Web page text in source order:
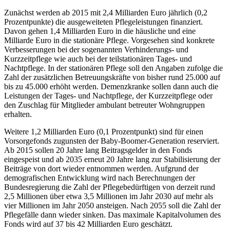
Zunächst werden ab 2015 mit 2,4 Milliarden Euro jährlich (0,2
Prozentpunkte) die ausgeweiteten Pflegeleistungen finanziert.
Davon gehen 1,4 Milliarden Euro in die häusliche und eine
Milliarde Euro in die stationäre Pflege. Vorgesehen sind konkrete
Verbesserungen bei der sogenannten Verhinderungs- und
Kurzzeitpflege wie auch bei der teilstationären Tages- und
Nachtpflege. In der stationären Pflege soll den Angaben zufolge die
Zahl der zusätzlichen Betreuungskräfte von bisher rund 25.000 auf
bis zu 45.000 erhöht werden. Demenzkranke sollen dann auch die
Leistungen der Tages- und Nachtpflege, der Kurzzeitpflege oder
den Zuschlag für Mitglieder ambulant betreuter Wohngruppen
erhalten.
Weitere 1,2 Milliarden Euro (0,1 Prozentpunkt) sind für einen
Vorsorgefonds zugunsten der Baby-Boomer-Generation reserviert.
Ab 2015 sollen 20 Jahre lang Beitragsgelder in den Fonds
eingespeist und ab 2035 erneut 20 Jahre lang zur Stabilisierung der
Beiträge von dort wieder entnommen werden. Aufgrund der
demografischen Entwicklung wird nach Berechnungen der
Bundesregierung die Zahl der Pflegebedürftigen von derzeit rund
2,5 Millionen über etwa 3,5 Millionen im Jahr 2030 auf mehr als
vier Millionen im Jahr 2050 ansteigen. Nach 2055 soll die Zahl der
Pflegefälle dann wieder sinken. Das maximale Kapitalvolumen des
Fonds wird auf 37 bis 42 Milliarden Euro geschätzt.